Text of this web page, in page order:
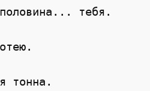
тебя.
тонна.